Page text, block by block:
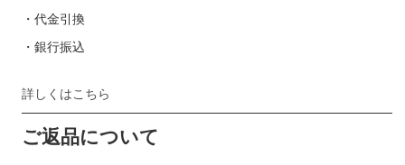
・代金引換
・銀行振込
詳しくはこちら
ご返品について